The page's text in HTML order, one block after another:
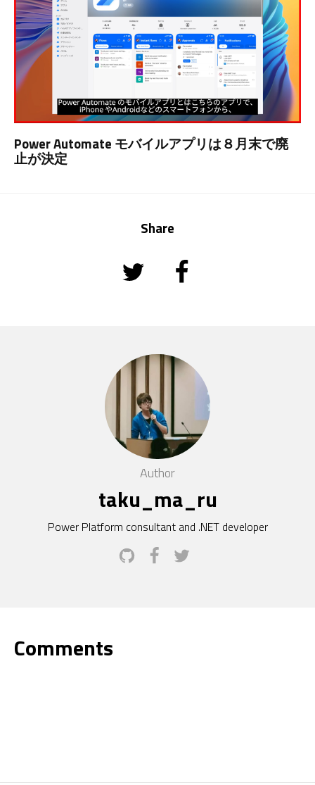
Power Automate モバイルアプリは８月末で廃
止が決定
Share
Author
taku_ma_ru
Power Platform consultant and .NET developer
Comments